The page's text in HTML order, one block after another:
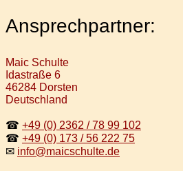
Ansprechpartner:
Maic Schulte
Idastraße 6
46284 Dorsten
Deutschland
☎ +49 (0) 2362 / 78 99 102
☎ +49 (0) 173 / 56 222 75
✉ info@maicschulte.de